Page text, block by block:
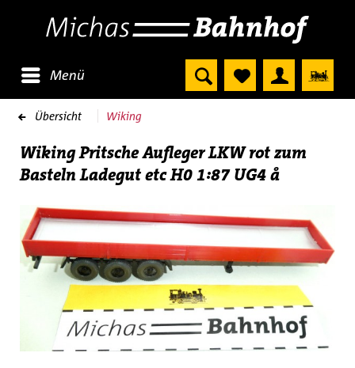
Menü
Übersicht Wiking
Wiking Pritsche Aufleger LKW rot zum
Basteln Ladegut etc H0 1:87 UG4 å